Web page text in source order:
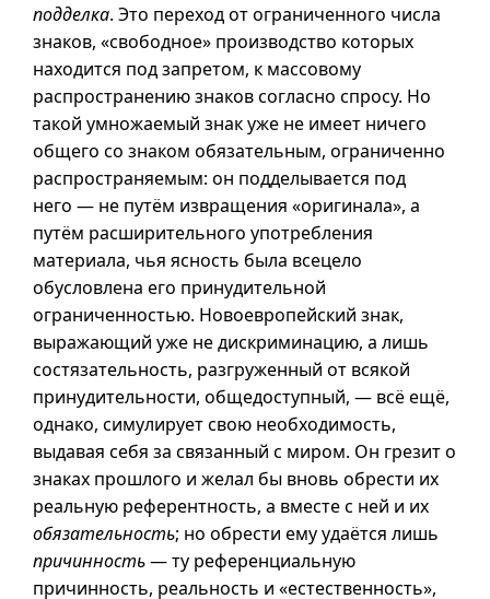
подделка. Это переход от ограниченного числа
знаков, «свободное» производство которых
находится под запретом, к массовому
распространению знаков согласно спросу. Но
такой умножаемый знак уже не имеет ничего
общего со знаком обязательным, ограниченно
распространяемым: он подделывается под
него — не путём извращения «оригинала», а
путём расширительного употребления
материала, чья ясность была всецело
обусловлена его принудительной
ограниченностью. Новоевропейский знак,
выражающий уже не дискриминацию, а лишь
состязательность, разгруженный от всякой
принудительности, общедоступный, — всё ещё,
однако, симулирует свою необходимость,
выдавая себя за связанный с миром. Он грезит о
знаках прошлого и желал бы вновь обрести их
реальную референтность, а вместе с ней и их
обязательность; но обрести ему удаётся лишь
причинность— ту референциальную
причинность, реальность и «естественность»,